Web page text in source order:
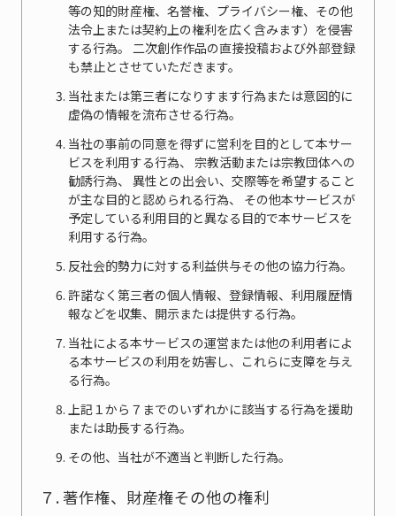
等の知的財産権、名誉権、プライバシー権、その他
法令上または契約上の権利を広く含みます）を侵害
する行為。 二次創作作品の直接投稿および外部登録
も禁止とさせていただきます。
当社または第三者になりすます行為または意図的に
虚偽の情報を流布させる行為。
当社の事前の同意を得ずに営利を目的として本サー
ビスを利用する行為、 宗教活動または宗教団体への
勧誘行為、 異性との出会い、交際等を希望すること
が主な目的と認められる行為、 その他本サービスが
予定している利用目的と異なる目的で本サービスを
利用する行為。
反社会的勢力に対する利益供与その他の協力行為。
許諾なく第三者の個人情報、登録情報、利用履歴情
報などを収集、開示または提供する行為。
当社による本サービスの運営または他の利用者によ
る本サービスの利用を妨害し、これらに支障を与え
る行為。
上記１から７までのいずれかに該当する行為を援助
または助長する行為。
その他、当社が不適当と判断した行為。
７. 著作権、財産権その他の権利